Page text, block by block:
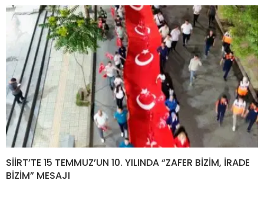
SİİRT’TE 15 TEMMUZ’UN 10. YILINDA “ZAFER BİZİM, İRADE
BİZİM” MESAJI